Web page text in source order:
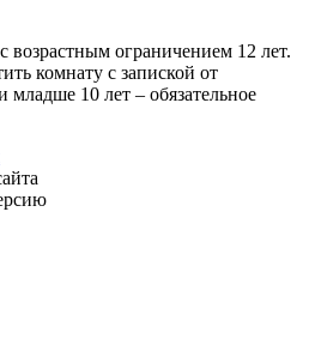
возрастным ограничением 12 лет.
комнату с запиской от
младше 10 лет – обязательное